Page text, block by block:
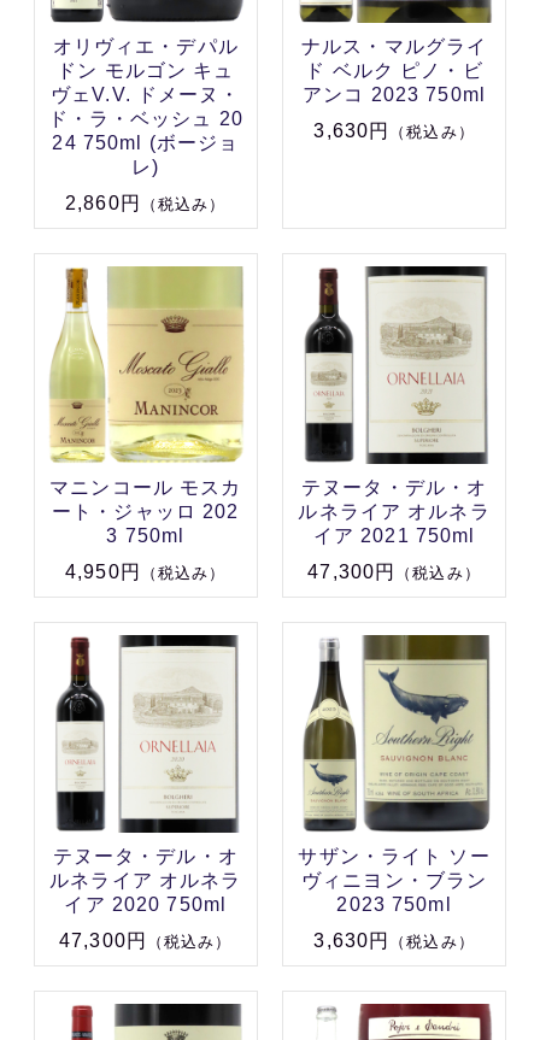
オリヴィエ・デパル
ドン モルゴン キュ
ヴェV.V. ドメーヌ・
ド・ラ・ベッシュ 20
24 750ml (ボージョ
レ)
2,860円
（税込み）
ナルス・マルグライ
ド ベルク ピノ・ビ
アンコ 2023 750ml
3,630円
（税込み）
マニンコール モスカ
ート・ジャッロ 202
3 750ml
4,950円
（税込み）
テヌータ・デル・オ
ルネライア オルネラ
イア 2021 750ml
47,300円
（税込み）
テヌータ・デル・オ
ルネライア オルネラ
イア 2020 750ml
47,300円
（税込み）
サザン・ライト ソー
ヴィニヨン・ブラン
2023 750ml
3,630円
（税込み）